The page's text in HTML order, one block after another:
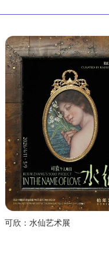
可欣：水仙艺术展